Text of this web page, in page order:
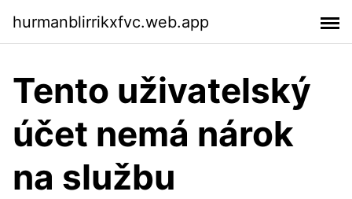
hurmanblirrikxfvc.web.app
Tento uživatelský
účet nemá nárok
na službu